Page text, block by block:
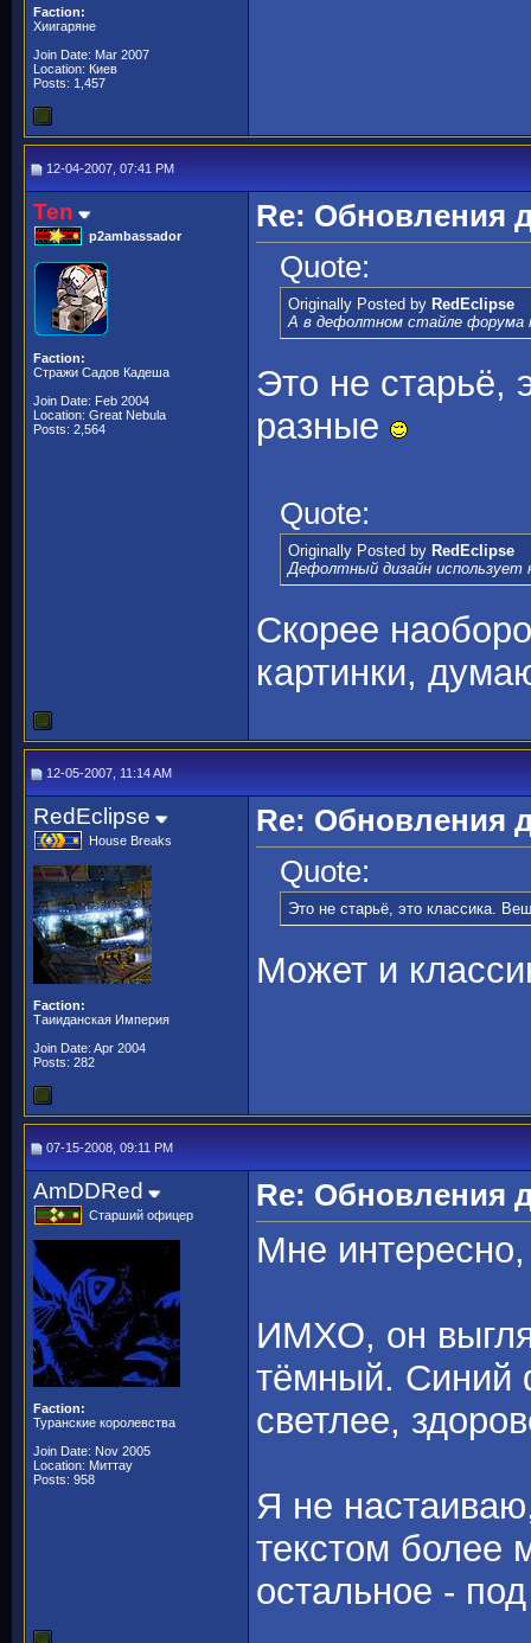
Faction:
Хиигаряне
Join Date: Mar 2007
Location: Киев
Posts: 1,457
12-04-2007, 07:41 PM
Ten
p2ambassador
Faction:
Стражи Садов Кадеша
Join Date: Feb 2004
Location: Great Nebula
Posts: 2,564
Re: Обновления
Quote:
Originally Posted by RedEclipse
А в дефолтном стайле форума
Это не старьё,
разные
Quote:
Originally Posted by RedEclipse
Дефолтный дизайн использует
Скорее
картинки,
12-05-2007, 11:14 AM
RedEclipse
House Breaks
Faction:
Таииданская Империя
Join Date: Apr 2004
Posts: 282
Re: Обновления
Quote:
Это не старьё, это классика.
Может и
07-15-2008, 09:11 PM
AmDDRed
Старший офицер
Faction:
Туранские королевства
Join Date: Nov 2005
Location: Миттау
Posts: 958
Re: Обновления
Мне
ИМХО, он
тёмный. Синий
светлее,
Я не
текстом более
остальное -